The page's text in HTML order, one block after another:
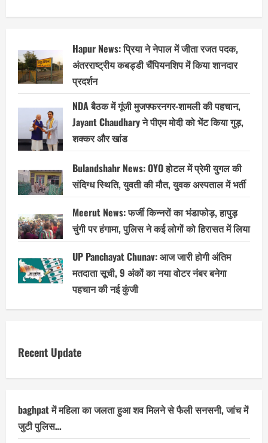
Hapur News: प्रिया ने नेपाल में जीता रजत पदक,
अंतरराष्ट्रीय कबड्डी चैंपियनशिप में किया शानदार
प्रदर्शन
NDA बैठक में गूंजी मुजफ्फरनगर-शामली की पहचान,
Jayant Chaudhary ने पीएम मोदी को भेंट किया गुड़,
शक्कर और खांड
Bulandshahr News: OYO होटल में प्रेमी युगल की
संदिग्ध स्थिति, युवती की मौत, युवक अस्पताल में भर्ती
Meerut News: फर्जी किन्नरों का भंडाफोड़, हापुड़
चुंगी पर हंगामा, पुलिस ने कई लोगों को हिरासत में लिया
UP Panchayat Chunav: आज जारी होगी अंतिम
मतदाता सूची, 9 अंकों का नया वोटर नंबर बनेगा
पहचान की नई कुंजी
Recent Update
baghpat में महिला का जलता हुआ शव मिलने से फैली सनसनी, जांच में
जुटी पुलिस…